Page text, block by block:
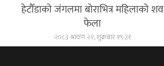
हेटौँडाको जंगलमा बोराभित्र महिलाको शव
फेला
२०८३ श्रावण २२, शुक्रबार १९:३१